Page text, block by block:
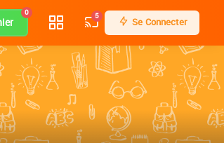
0 5 Se Connecter